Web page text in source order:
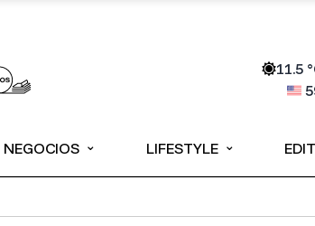
11.5
NEGOCIOS ⌄ LIFESTYLE ⌄